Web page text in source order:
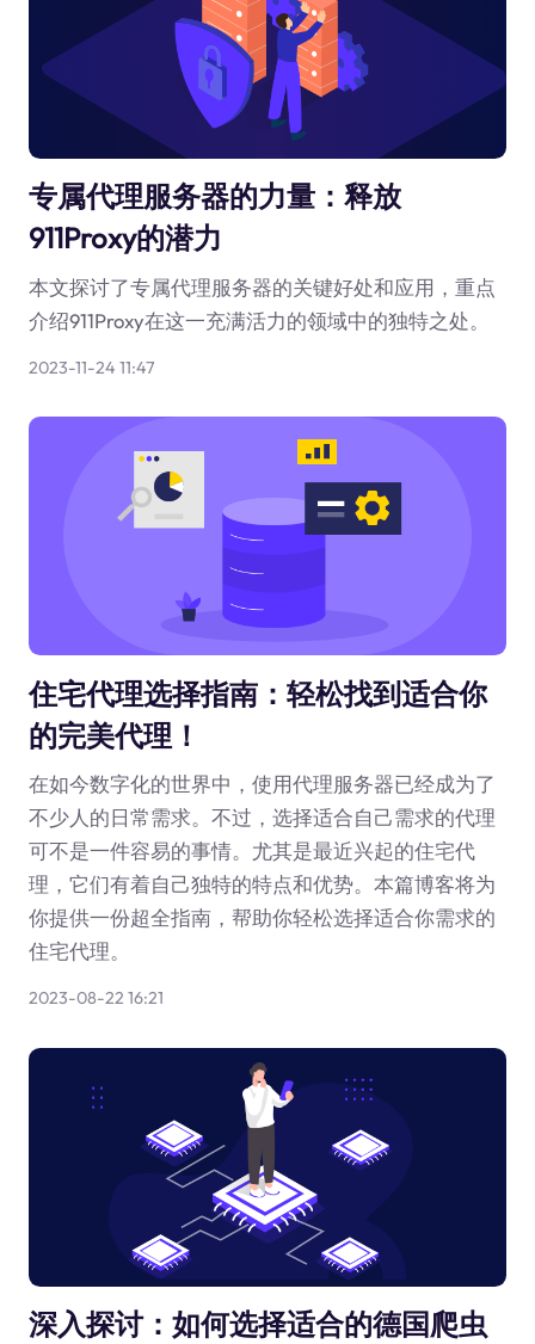
专属代理服务器的力量：释放
911Proxy的潜力
本文探讨了专属代理服务器的关键好处和应用，重点
介绍911Proxy在这一充满活力的领域中的独特之处。
2023-11-24 11:47
住宅代理选择指南：轻松找到适合你
的完美代理！
在如今数字化的世界中，使用代理服务器已经成为了
不少人的日常需求。不过，选择适合自己需求的代理
可不是一件容易的事情。尤其是最近兴起的住宅代
理，它们有着自己独特的特点和优势。本篇博客将为
你提供一份超全指南，帮助你轻松选择适合你需求的
住宅代理。
2023-08-22 16:21
深入探讨：如何选择适合的德国爬虫